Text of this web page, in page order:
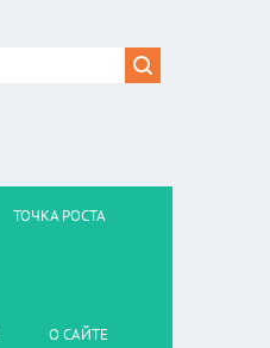
ТОЧКА РОСТА
О САЙТЕ